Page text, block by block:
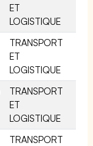
ET
LOGISTIQUE
TRANSPORT
ET
LOGISTIQUE
TRANSPORT
ET
LOGISTIQUE
TRANSPORT